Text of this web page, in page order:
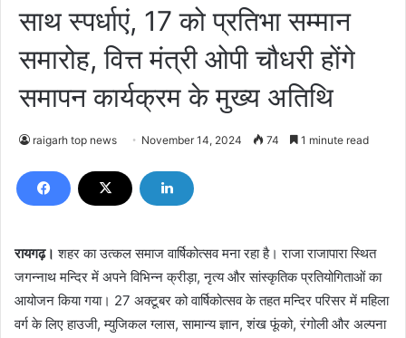
साथ स्पर्धाएं, 17 को प्रतिभा सम्मान
समारोह, वित्त मंत्री ओपी चौधरी होंगे
समापन कार्यक्रम के मुख्य अतिथि
raigarh top news November 14, 2024 74 1 minute read
रायगढ़। शहर का उत्कल समाज वार्षिकोत्सव मना रहा है। राजा राजापारा स्थित
जगन्नाथ मन्दिर में अपने विभिन्न क्रीड़ा, नृत्य और सांस्कृतिक प्रतियोगिताओंका
आयोजन किया गया। 27 अक्टूबर को वार्षिकोत्सव के तहत मन्दिरपरिसर में महिला
वर्ग के लिए हाउजी, म्युजिकल ग्लास, सामान्य ज्ञान, शंखफूंको, रंगोली और अल्पना